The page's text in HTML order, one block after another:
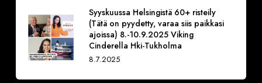
Syyskuussa Helsingistä 60+ risteily
(Tätä on pyydetty, varaa siis paikkasi
ajoissa) 8.-10.9.2025 Viking
Cinderella Hki-Tukholma
8.7.2025